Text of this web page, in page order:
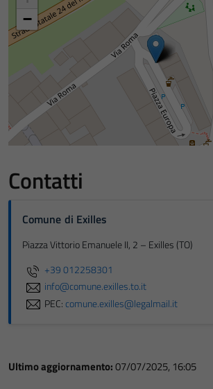
−
Contatti
Comune di Exilles
Piazza Vittorio Emanuele II, 2 – Exilles (TO)
+39 012258301
info@comune.exilles.to.it
PEC:comune.exilles@legalmail.it
Ultimo aggiornamento:07/07/2025, 16:05